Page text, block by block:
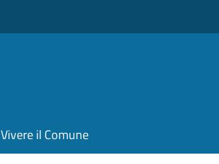
Vivere il Comune